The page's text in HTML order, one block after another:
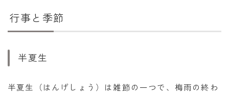
行事と季節
半夏生
半夏生（はんげしょう）は雑節の一つで、梅雨の終わ